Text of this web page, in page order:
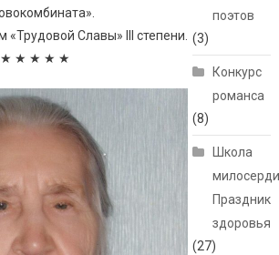
Славы» III степени.
★ ★ ★ ★ ★
поэтов
(3)
Конкурс
романса
(8)
Школа
Праздник
здоровья
(27)